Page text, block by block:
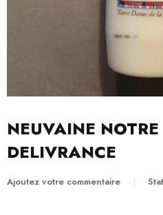
NEUVAINE
DELIVRANCE
Ajoutez votre commentaire